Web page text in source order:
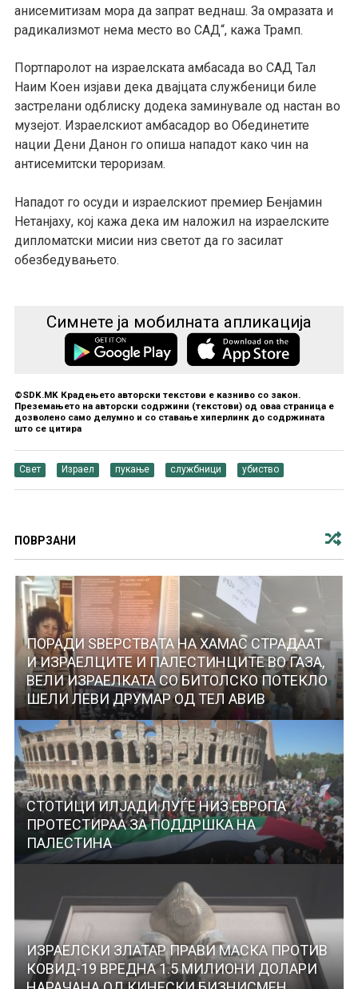
анисемитизам мора да запрат веднаш. За омразата и
радикализмот нема место во САД“, кажа Трамп.
Портпаролот на израелската амбасада во САД Тал
Наим Коен изјави дека двајцата службеници биле
застрелани одблиску додека заминувале од настан во
музејот. Израелскиот амбасадор во Обединетите
нации Дени Данон го опиша нападот како чин на
антисемитски тероризам.
Нападот го осуди и израелскиот премиер Бенјамин
Нетанјаху, кој кажа дека им наложил на израелските
дипломатски мисии низ светот да го засилат
обезбедувањето.
Симнете ја мобилната апликација
©SDK.MK Крадењето авторски текстови е казниво со закон.
Преземањето на авторски содржини (текстови) од оваа страница е
дозволено само делумно и со ставање хиперлинк до содржината
што се цитира
Свет Израел пукање службници убиство
ПОВРЗАНИ
ПОРАДИ ЅВЕРСТВАТА НА ХАМАС СТРАДААТ
И ИЗРАЕЛЦИТЕ И ПАЛЕСТИНЦИТЕ ВО ГАЗА,
ВЕЛИ ИЗРАЕЛКАТА СО БИТОЛСКО ПОТЕКЛО
ШЕЛИ ЛЕВИ ДРУМАР ОД ТЕЛ АВИВ
СТОТИЦИ ИЛЈАДИ ЛУЃЕ НИЗ ЕВРОПА
ПРОТЕСТИРАА ЗА ПОДДРШКА НА
ПАЛЕСТИНА
ИЗРАЕЛСКИ ЗЛАТАР ПРАВИ МАСКА ПРОТИВ
КОВИД-19 ВРЕДНА 1.5 МИЛИОНИ ДОЛАРИ